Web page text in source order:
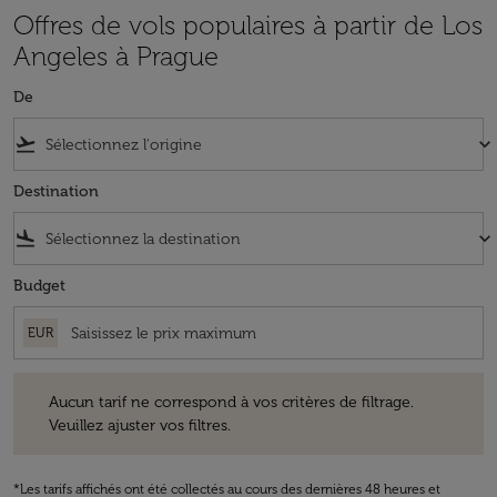
Offres de vols populaires à partir de Los
Angeles à Prague
De
flight_takeoff keyboard_arrow_down
Destination
flight_land keyboard_arrow_down
Budget
EUR
Aucun tarif ne correspond à vos critères de filtrage.
Veuillez ajuster vos filtres.
*Les tarifs affichés ont été collectés au cours des dernières 48 heures et